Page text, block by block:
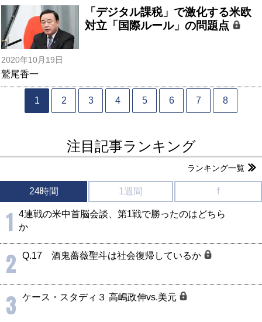
「デジタル課税」で激化する米欧
対立「国際ルール」の問題点
2020年10月19日
鷲尾香一
1 2 3 4 5 6 7 8
注目記事ランキング
ランキング一覧
24時間 1週間 f
1 4連戦の米中首脳会談、第1戦で勝ったのはどちら
か
2 Q.17 酒鬼薔薇聖斗は社会復帰しているか
3 ケース・スタディ３ 高嶋政伸vs.美元